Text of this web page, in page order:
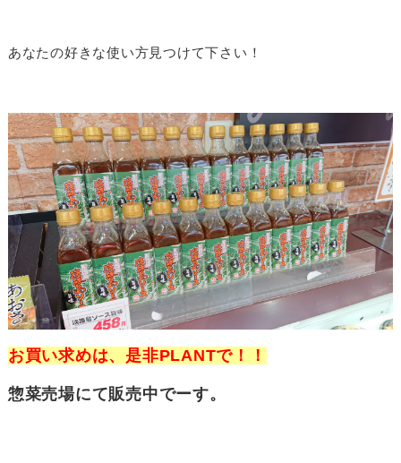
あなたの好きな使い方見つけて下さい！
お買い求めは、是非PLANTで！！
惣菜売場にて販売中でーす。